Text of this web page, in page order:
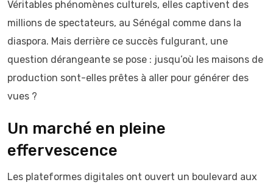
Véritables phénomènes culturels, elles captivent des
millions de spectateurs, au Sénégal comme dans la
diaspora. Mais derrière ce succès fulgurant, une
question dérangeante se pose : jusqu’où les maisons de
production sont-elles prêtes à aller pour générer des
vues ?
Un marché en pleine
effervescence
Les plateformes digitales ont ouvert un boulevard aux